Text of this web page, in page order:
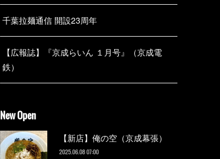
千葉拉麺通信 開設23周年
【広報誌】『京成らいん １月号』（京成電
鉄）
New Open
【新店】俺の空（京成幕張）
2025.06.08 07:00